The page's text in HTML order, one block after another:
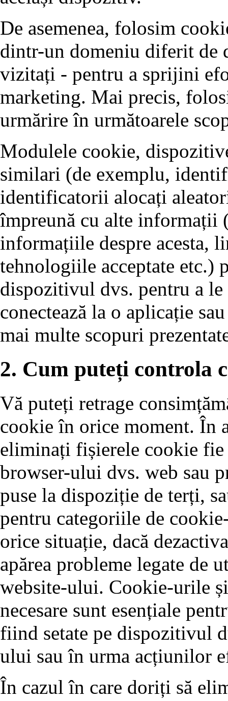
De asemenea, folosim
dintr-un domeniu diferit de
vizitați - pentru a sprijini
marketing. Mai precis,
urmărire în următoarele
Modulele cookie,
similari (de exemplu,
identificatorii alocați
împreună cu alte informații
informațiile despre acesta,
tehnologiile acceptate etc.)
dispozitivul dvs. pentru a le
conectează la o aplicație
mai multe scopuri
2. Cum puteți controla
Vă puteți retrage
cookie în orice moment. În
eliminați fișierele cookie
browser-ului dvs. web sau
puse la dispoziție de terți,
pentru categoriile de
orice situație, dacă
apărea probleme legate de
website-ului. Cookie-urile
necesare sunt esențiale
fiind setate pe dispozitivul
ului sau în urma acțiunilor
În cazul în care doriți să